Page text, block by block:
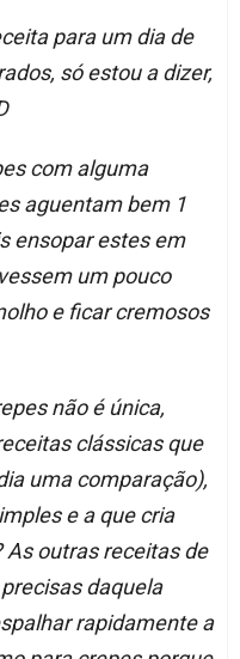
para um dia de
só estou a dizer,
com alguma
aguentam bem 1
ensopar estes em
um pouco
e ficar cremosos
não é única,
clássicas que
uma comparação),
e a que cria
outras receitas de
daquela
rapidamente a